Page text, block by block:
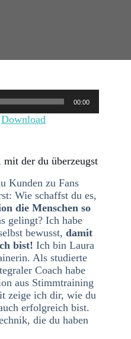
00:00
Download
mit der du überzeugst
Kunden zu Fans
Wie schaffst du es,
die Menschen so
gelingt? Ich habe
bewusst, damit
bist! Ich bin Laura
Als studierte
Coach habe
aus Stimmtraining
zeige ich dir, wie du
erfolgreich bist.
die du haben